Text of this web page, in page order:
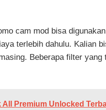
cam mod bisa
terlebih dahulu. Kalian
Beberapa filter
Premium Unlocked